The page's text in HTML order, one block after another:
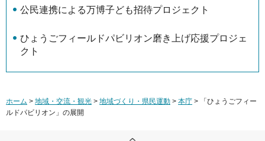
公民連携による万博子ども招待プロジェクト
ひょうごフィールドパビリオン磨き上げ応援プロジェ
クト
ホーム > 地域・交流・観光 > 地域づくり・県民運動 > 本庁 > 「ひょうごフィー
ルドパビリオン」の展開